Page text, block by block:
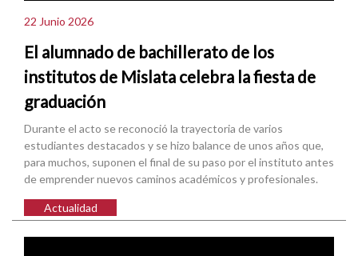
22 Junio 2026
El alumnado de bachillerato de los
institutos de Mislata celebra la fiesta de
graduación
Durante el acto se reconoció la trayectoria de varios
estudiantes destacados y se hizo balance de unos años que,
para muchos, suponen el final de su paso por el instituto antes
de emprender nuevos caminos académicos y profesionales.
Actualidad